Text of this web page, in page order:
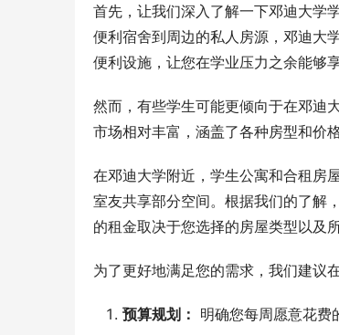
首先，让我们深入了解一下邓迪大学
便利宿舍到周边的私人房源，邓迪大
便利设施，让您在学业压力之余能够
然而，有些学生可能更倾向于在邓迪
市场相对丰富，涵盖了各种房型和价
在邓迪大学附近，学生公寓和合租房
室友共享部分空间。根据我们的了解
的租金取决于您选择的房屋类型以及
为了更好地满足您的需求，我们建议
预算规划： 明确您每周愿意花费